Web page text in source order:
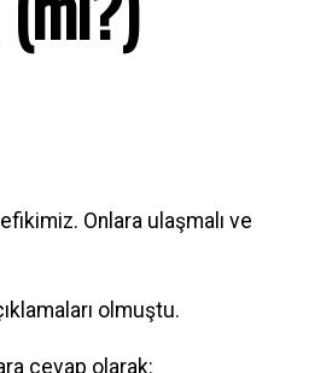
Onlara ulaşmalı ve
olmuştu.
cevap olarak: